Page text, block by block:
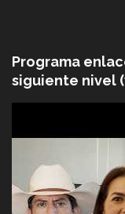
Programa
siguiente nivel